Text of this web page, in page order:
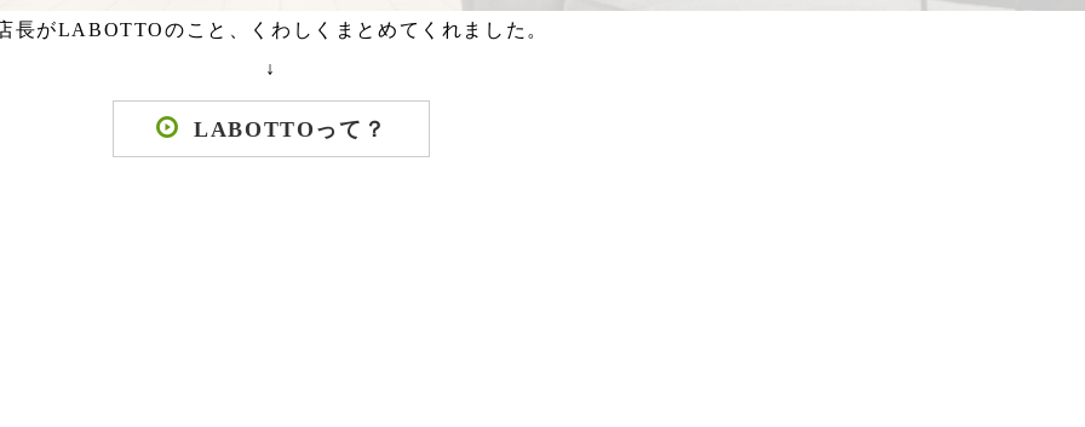
長がLABOTTOのこと、くわしくまとめてくれました。
↓
LABOTTOって？